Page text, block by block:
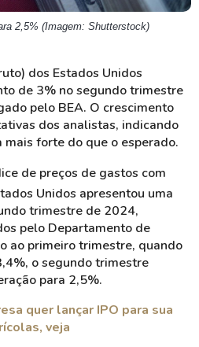
2,5% (Imagem: Shutterstock)
dos Estados Unidos
de 3% no segundo trimestre
pelo BEA. O crescimento
dos analistas, indicando
mais forte do que o esperado.
de preços de gastos com
Unidos apresentou uma
trimestre de 2024,
pelo Departamento de
ao primeiro trimestre, quando
o segundo trimestre
para 2,5%.
quer lançar IPO para sua
veja